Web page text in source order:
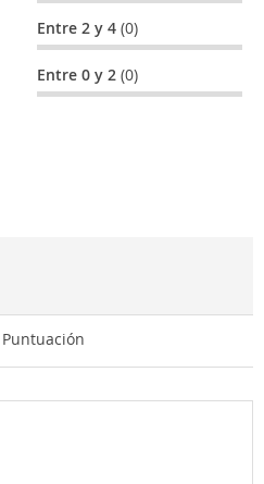
Entre 2 y 4(0)
Entre 0 y 2(0)
Puntuación